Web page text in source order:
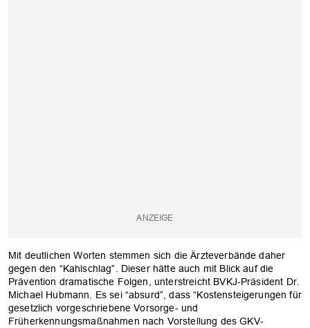
Mit deutlichen Worten stemmen sich die Ärzteverbände daher
gegen den “Kahlschlag”. Dieser hätte auch mit Blick auf die
Prävention dramatische Folgen, unterstreicht BVKJ-Präsident Dr.
Michael Hubmann. Es sei “absurd”, dass “Kostensteigerungen für
gesetzlich vorgeschriebene Vorsorge- und
Früherkennungsmaßnahmen nach Vorstellung des GKV-